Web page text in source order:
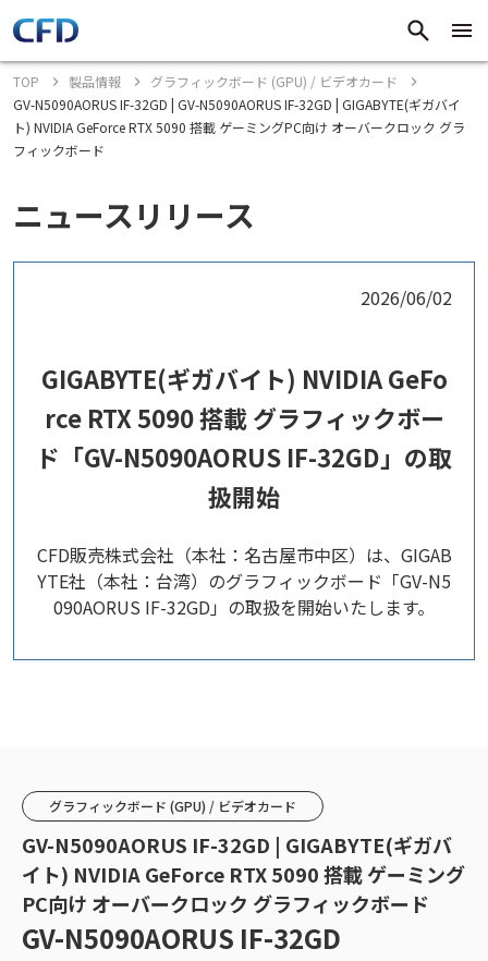
TOP 製品情報
グラフィックボード (GPU) / ビデオカード
GV-N5090AORUS IF-32GD | GV-N5090AORUS IF-32GD | GIGABYTE(ギガバイ
ト) NVIDIA GeForce RTX 5090 搭載 ゲーミングPC向け オーバークロック グラ
フィックボード
ニュースリリース
2026/06/02
GIGABYTE(ギガバイト) NVIDIA GeFo
rce RTX 5090 搭載 グラフィックボー
ド「GV-N5090AORUS IF-32GD」の取
扱開始
CFD販売株式会社（本社：名古屋市中区）は、GIGAB
YTE社（本社：台湾）のグラフィックボード「GV-N5
090AORUS IF-32GD」の取扱を開始いたします。
グラフィックボード (GPU) / ビデオカード
GV-N5090AORUS IF-32GD | GIGABYTE(ギガバ
イト) NVIDIA GeForce RTX 5090 搭載 ゲーミング
PC向け オーバークロック グラフィックボード
GV-N5090AORUS IF-32GD